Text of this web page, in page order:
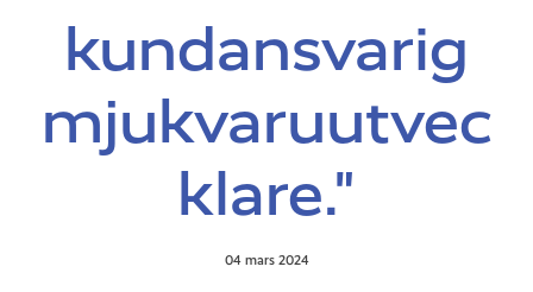
kundansvarig
mjukvaruutvec
klare."
04 mars 2024